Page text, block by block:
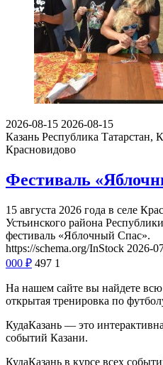
2026-08-15 2026-08-15
Казань Республика Татарстан,
Красновидово
Фестиваль
15 августа 2026 года в селе
Устьинского района
фестиваль «Яблочный Спас».
https://schema.org/InStock 2026-
000 ₽ 497 1
На нашем сайте вы найдете
открытая тренировка по
КудаКазань — это
событий Казани.
КудаКазань в курсе всех